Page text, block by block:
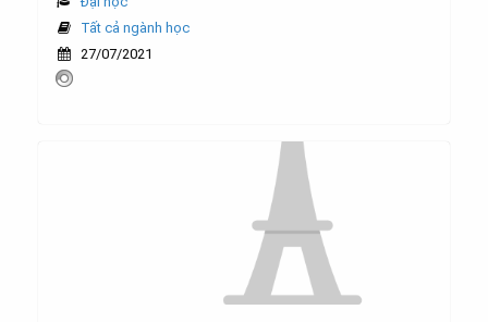
Tất cả ngành học
27/07/2021